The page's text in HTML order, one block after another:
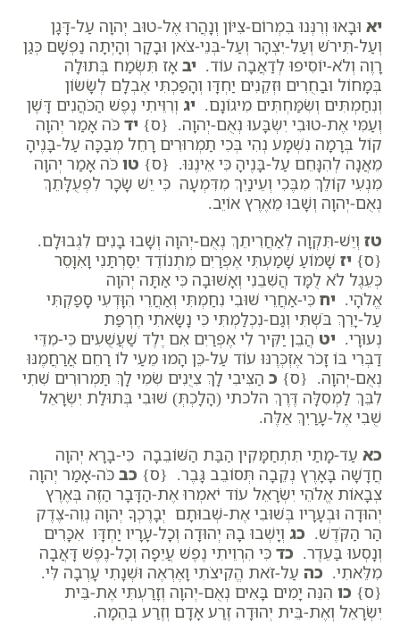
יא וּבָאוּ וְרִנְּנוּ בִמְרוֹם-צִיּוֹן וְנָהֲרוּ אֶל-טוּב יְהוָה עַל-דָּגָן
וְעַל-תִּירֹשׁ וְעַל-יִצְהָר וְעַל-בְּנֵי-צֹאן וּבָקָר וְהָיְתָה נַפְשָׁם כְּגַן
רָוֶה וְלֹא-יוֹסִיפוּ לְדַאֲבָה עוֹד. יב אָז תִּשְׂמַח בְּתוּלָה
בְּמָחוֹל וּבַחֻרִים וּזְקֵנִים יַחְדָּו וְהָפַכְתִּי אֶבְלָם לְשָׂשׂוֹן
וְנִחַמְתִּים וְשִׂמַּחְתִּים מִיגוֹנָם. יג וְרִוֵּיתִי נֶפֶשׁ הַכֹּהֲנִים דָּשֶׁן
וְעַמִּי אֶת-טוּבִי יִשְׂבָּעוּ נְאֻם-יְהוָה. {ס} יד כֹּה אָמַר יְהוָה
קוֹל בְּרָמָה נִשְׁמָע נְהִי בְּכִי תַמְרוּרִים רָחֵל מְבַכָּה עַל-בָּנֶיהָ
מֵאֲנָה לְהִנָּחֵם עַל-בָּנֶיהָ כִּי אֵינֶנּוּ. {ס} טו כֹּה אָמַר יְהוָה
מִנְעִי קוֹלֵךְ מִבֶּכִי וְעֵינַיִךְ מִדִּמְעָה כִּי יֵשׁ שָׂכָר לִפְעֻלָּתֵךְ
נְאֻם-יְהוָה וְשָׁבוּ מֵאֶרֶץ אוֹיֵב.
טז וְיֵשׁ-תִּקְוָה לְאַחֲרִיתֵךְ נְאֻם-יְהוָה וְשָׁבוּ בָנִים לִגְבוּלָם.
{ס} יז שָׁמוֹעַ שָׁמַעְתִּי אֶפְרַיִם מִתְנוֹדֵד יִסַּרְתַּנִי וָאִוָּסֵר
כְּעֵגֶל לֹא לֻמָּד הֲשִׁבֵנִי וְאָשׁוּבָה כִּי אַתָּה יְהוָה
אֱלֹהָי. יח כִּי-אַחֲרֵי שׁוּבִי נִחַמְתִּי וְאַחֲרֵי הִוָּדְעִי סָפַקְתִּי
עַל-יָרֵךְ בֹּשְׁתִּי וְגַם-נִכְלַמְתִּי כִּי נָשָׂאתִי חֶרְפַּת
נְעוּרָי. יט הֲבֵן יַקִּיר לִי אֶפְרַיִם אִם יֶלֶד שַׁעֲשֻׁעִים כִּי-מִדֵּי
דַבְּרִי בּוֹ זָכֹר אֶזְכְּרֶנּוּ עוֹד עַל-כֵּן הָמוּ מֵעַי לוֹ רַחֵם אֲרַחֲמֶנּוּ
נְאֻם-יְהוָה. {ס} כ הַצִּיבִי לָךְ צִיֻּנִים שִׂמִי לָךְ תַּמְרוּרִים שִׁתִי
לִבֵּךְ לַמְסִלָּה דֶּרֶךְ הלכתי (הָלָכְתְּ) שׁוּבִי בְּתוּלַת יִשְׂרָאֵל
שֻׁבִי אֶל-עָרַיִךְ אֵלֶּה.
כא עַד-מָתַי תִּתְחַמָּקִין הַבַּת הַשּׁוֹבֵבָה כִּי-בָרָא יְהוָה
חֲדָשָׁה בָּאָרֶץ נְקֵבָה תְּסוֹבֵב גָּבֶר. {ס} כב כֹּה-אָמַר יְהוָה
צְבָאוֹת אֱלֹהֵי יִשְׂרָאֵל עוֹד יֹאמְרוּ אֶת-הַדָּבָר הַזֶּה בְּאֶרֶץ
יְהוּדָה וּבְעָרָיו בְּשׁוּבִי אֶת-שְׁבוּתָם יְבָרֶכְךָ יְהוָה נְוֵה-צֶדֶק
הַר הַקֹּדֶשׁ. כג וְיָשְׁבוּ בָהּ יְהוּדָה וְכָל-עָרָיו יַחְדָּו אִכָּרִים
וְנָסְעוּ בַּעֵדֶר. כד כִּי הִרְוֵיתִי נֶפֶשׁ עֲיֵפָה וְכָל-נֶפֶשׁ דָּאֲבָה
מִלֵּאתִי. כה עַל-זֹאת הֱקִיצֹתִי וָאֶרְאֶה וּשְׁנָתִי עָרְבָה לִּי.
{ס} כו הִנֵּה יָמִים בָּאִים נְאֻם-יְהוָה וְזָרַעְתִּי אֶת-בֵּית
יִשְׂרָאֵל וְאֶת-בֵּית יְהוּדָה זֶרַע אָדָם וְזֶרַע בְּהֵמָה.